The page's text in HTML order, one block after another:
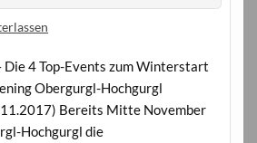
Die 4 Top-Events zum Winterstart
Obergurgl-Hochgurgl
Bereits Mitte November
Hochgurgl die